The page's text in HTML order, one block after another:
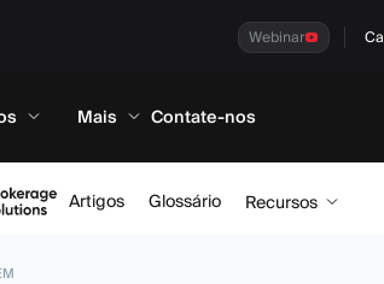
Webinar
Mais Contate-nos
Artigos Glossário Recursos